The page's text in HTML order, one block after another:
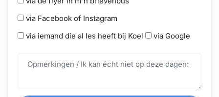
via Facebook of Instagram
via iemand die al les heeft bij Koel
via Google